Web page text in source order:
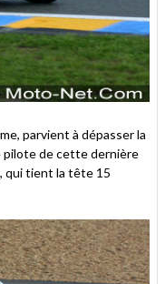
parvient à dépasser la
pilote de cette dernière
qui tient la tête 15